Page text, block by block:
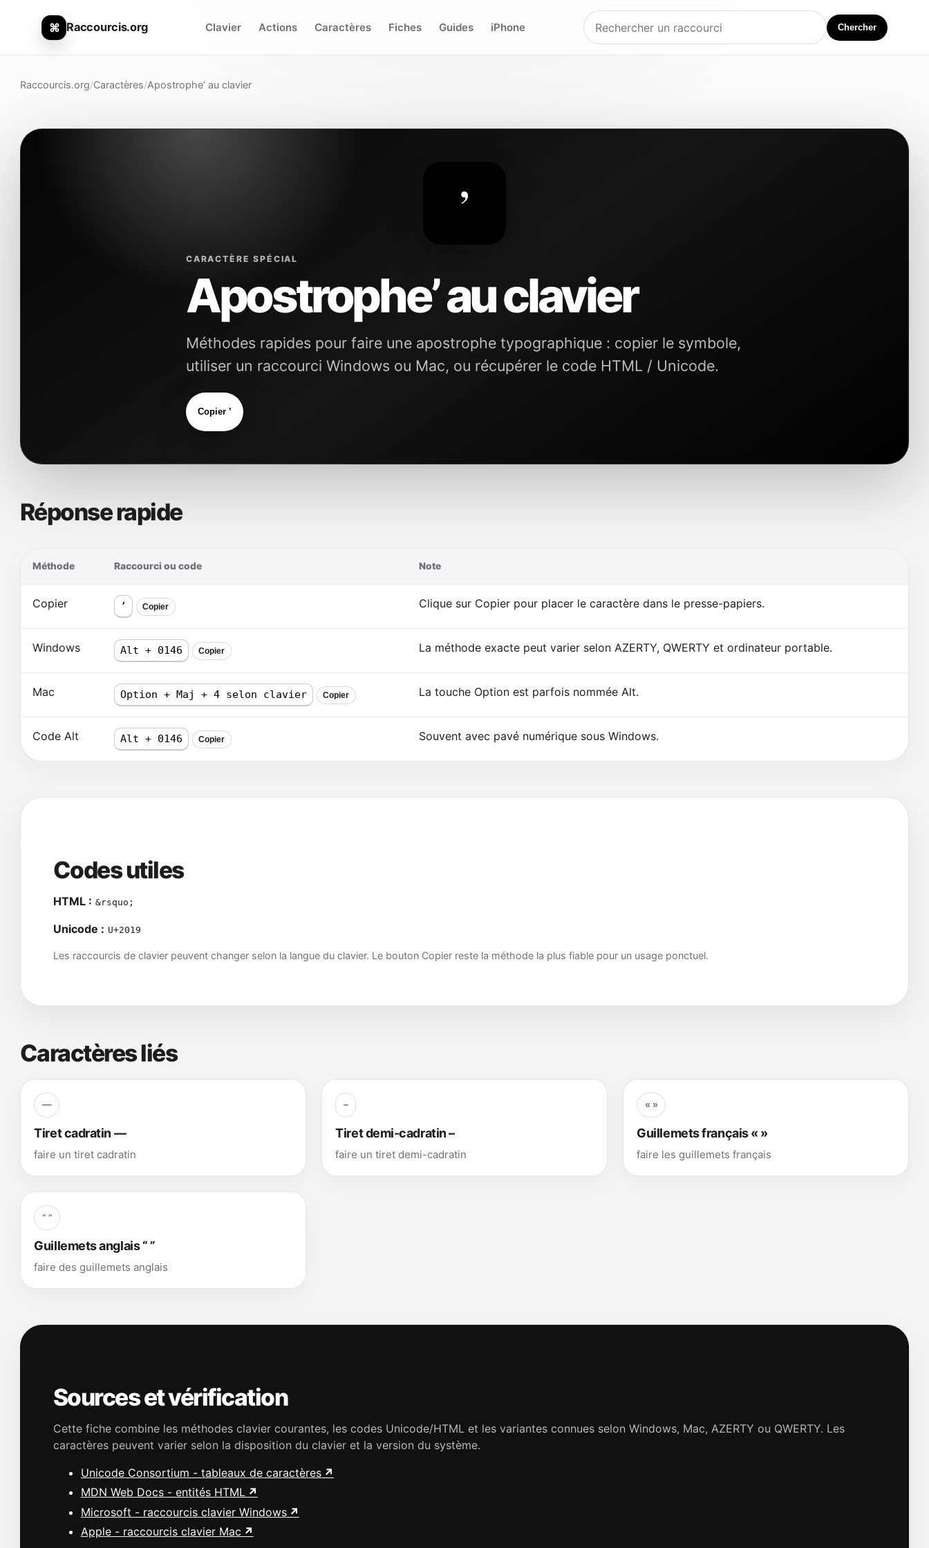
⌘ Raccourcis.org Clavier Actions Caractères Fiches Guides iPhone Chercher
Raccourcis.org/Caractères/Apostrophe’ au clavier
’
CARACTÈRE SPÉCIAL
Apostrophe’ au clavier
Méthodes rapides pour faire une apostrophe typographique : copier le symbole,
utiliser un raccourci Windows ou Mac, ou récupérer le code HTML / Unicode.
Copier ’
Réponse rapide
Méthode Raccourci ou code Note
Copier ’ Copier Clique sur Copier pour placer le caractère dans le presse-papiers.
Windows Alt + 0146 Copier La méthode exacte peut varier selon AZERTY, QWERTY et ordinateur portable.
Mac Option + Maj + 4 selon clavier Copier La touche Option est parfois nommée Alt.
Code Alt Alt + 0146 Copier Souvent avec pavé numérique sous Windows.
Codes utiles
HTML : &rsquo;
Unicode : U+2019
Les raccourcis de clavier peuvent changer selon la langue du clavier. Le bouton Copier reste la méthode la plus fiable pour un usage ponctuel.
Caractères liés
—
Tiret cadratin —
faire un tiret cadratin
–
Tiret demi-cadratin –
faire un tiret demi-cadratin
« »
Guillemets français « »
faire les guillemets français
“ ”
Guillemets anglais “ ”
faire des guillemets anglais
Sources et vérification
Cette fiche combine les méthodes clavier courantes, les codes Unicode/HTML et les variantes connues selon Windows, Mac, AZERTY ou QWERTY. Les
caractères peuvent varier selon la disposition du clavier et la version du système.
Unicode Consortium - tableaux de caractères
MDN Web Docs - entités HTML
Microsoft - raccourcis clavier Windows
Apple - raccourcis clavier Mac